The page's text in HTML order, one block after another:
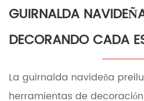
GUIRNALDA
DECORANDO CADA
La guirnalda navideña
herramientas de decoración